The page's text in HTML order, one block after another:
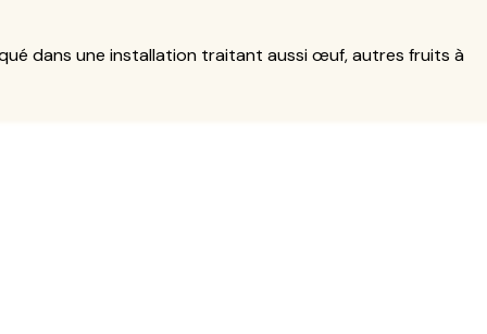
dans une installation traitant aussi œuf, autres fruits à